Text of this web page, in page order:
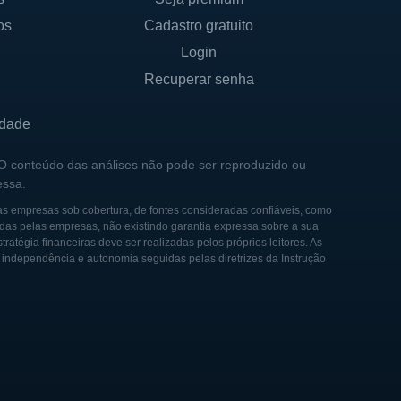
Cadastro gratuito
Login
Recuperar senha
conteúdo das análises não pode ser reproduzido ou
sob cobertura, de fontes consideradas confiáveis, como
pelas empresas, não existindo garantia expressa sobre a sua
financeiras deve ser realizadas pelos próprios leitores. As
e autonomia seguidas pelas diretrizes da Instrução